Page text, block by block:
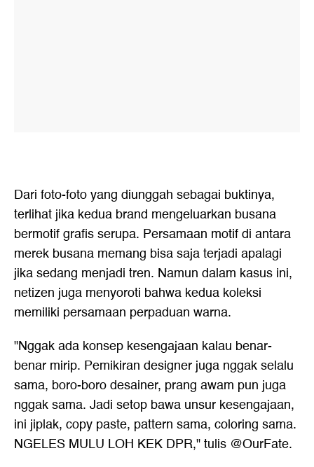
Dari foto-foto yang diunggah sebagai buktinya,
terlihat jika kedua brand mengeluarkan busana
bermotif grafis serupa. Persamaan motif di antara
merek busana memang bisa saja terjadi apalagi
jika sedang menjadi tren. Namun dalam kasus ini,
netizen juga menyoroti bahwa kedua koleksi
memiliki persamaan perpaduan warna.
"Nggak ada konsep kesengajaan kalau benar-
benar mirip. Pemikiran designer juga nggak selalu
sama, boro-boro desainer, prang awam pun juga
nggak sama. Jadi setop bawa unsur kesengajaan,
ini jiplak, copy paste, pattern sama, coloring sama.
NGELES MULU LOH KEK DPR," tulis @OurFate.